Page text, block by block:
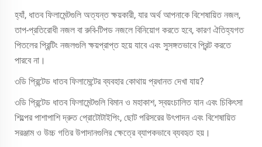
হ্যাঁ, ধাতব ফিলামেন্টগুলি অত্যন্ত ক্ষয়কারী, যার অর্থ আপনাকে বিশেষায়িত নজল,
তাপ-প্রতিরোধী নজল বা রুবি-টিপড নজলে বিনিয়োগ করতে হবে, কারণ ঐতিহ্যগত
পিতলের প্রিন্টিং নজলগুলি ক্ষয়প্রাপ্ত হয়ে যাবে এবং সুসঙ্গতভাবে প্রিন্ট করতে
পারবে না।
৩ডি প্রিন্টেড ধাতব ফিলামেন্টের ব্যবহার কোথায় প্রধানত দেখা যায়?
৩ডি প্রিন্টেড ধাতব ফিলামেন্টগুলি বিমান ও মহাকাশ, স্বয়ংচালিত যান এবং চিকিৎসা
শিল্পের পাশাপাশি দ্রুত প্রোটোটাইপিং, ছোট পরিসরের উৎপাদন এবং বিশেষায়িত
সরঞ্জাম ও উচ্চ গতির উপাদানগুলির ক্ষেত্রে ব্যাপকভাবে ব্যবহৃত হয়।